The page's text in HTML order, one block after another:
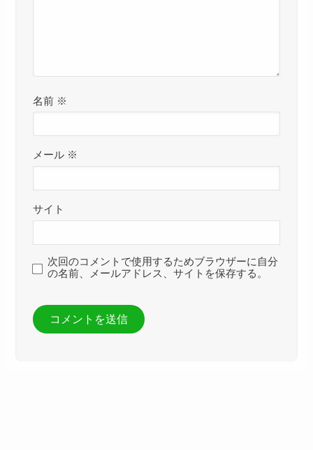
名前 ※
メール ※
サイト
次回のコメントで使用するためブラウザーに自分
の名前、メールアドレス、サイトを保存する。